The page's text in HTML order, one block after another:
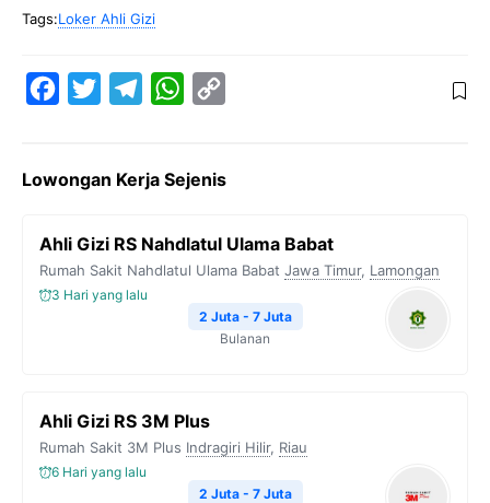
Tags:Loker Ahli Gizi
e
o
o
t
e
e
r
W
t
A
y
i
k
Lowongan Kerja Sejenis
Ahli Gizi RS Nahdlatul Ulama Babat
Rumah Sakit Nahdlatul Ulama Babat Jawa Timur, Lamongan
3 Hari yang lalu
2 Juta - 7 Juta
Bulanan
Ahli Gizi RS 3M Plus
Rumah Sakit 3M Plus Indragiri Hilir, Riau
6 Hari yang lalu
2 Juta - 7 Juta